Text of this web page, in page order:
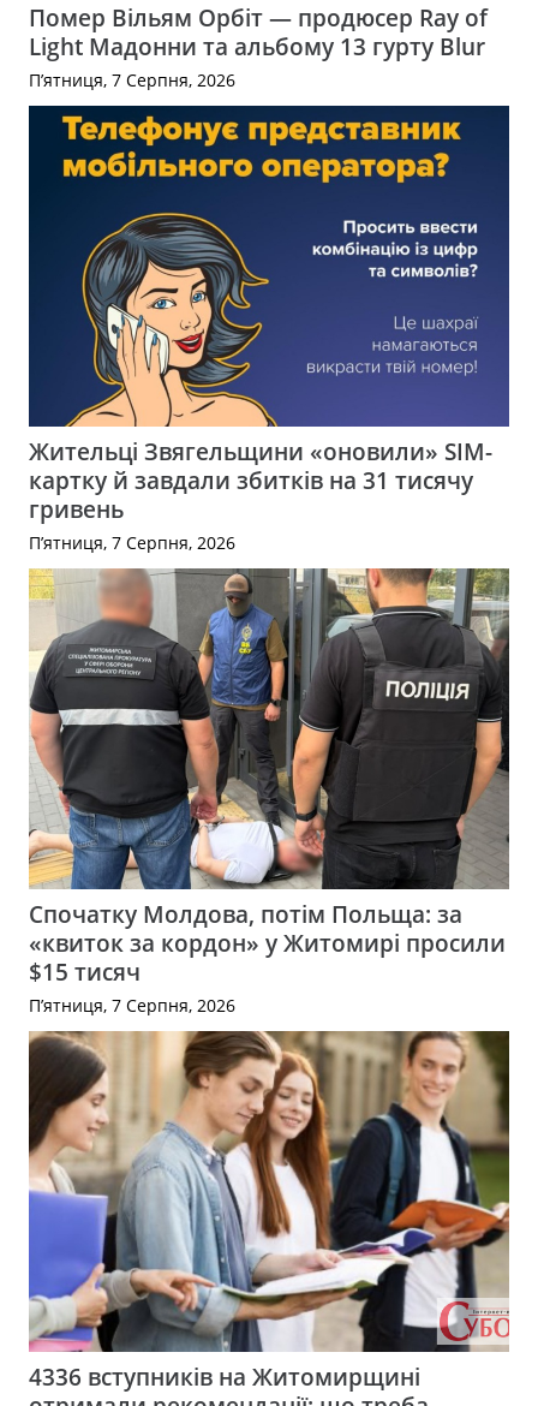
Помер Вільям Орбіт — продюсер Ray of
Light Мадонни та альбому 13 гурту Blur
П’ятниця, 7 Серпня, 2026
Жительці Звягельщини «оновили» SIM-
картку й завдали збитків на 31 тисячу
гривень
П’ятниця, 7 Серпня, 2026
Спочатку Молдова, потім Польща: за
«квиток за кордон» у Житомирі просили
$15 тисяч
П’ятниця, 7 Серпня, 2026
4336 вступників на Житомирщині